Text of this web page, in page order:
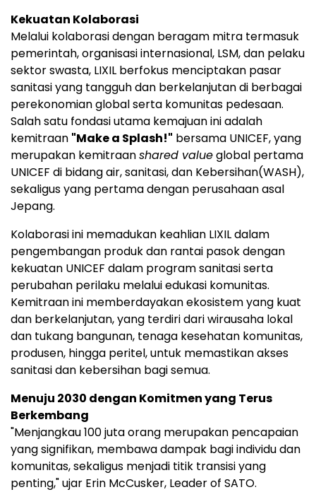
Kekuatan Kolaborasi
Melalui kolaborasi dengan beragam mitra termasuk
pemerintah, organisasi internasional, LSM, dan pelaku
sektor swasta, LIXIL berfokus menciptakan pasar
sanitasi yang tangguh dan berkelanjutan di berbagai
perekonomian global serta komunitas pedesaan.
Salah satu fondasi utama kemajuan ini adalah
kemitraan "Make a Splash!" bersama UNICEF, yang
merupakan kemitraanshared valueglobal pertama
UNICEF di bidang air, sanitasi, dan Kebersihan(WASH),
sekaligus yang pertama dengan perusahaan asal
Jepang.
Kolaborasi ini memadukan keahlian LIXIL dalam
pengembangan produk dan rantai pasok dengan
kekuatan UNICEF dalam program sanitasi serta
perubahan perilaku melalui edukasi komunitas.
Kemitraan ini memberdayakan ekosistem yang kuat
dan berkelanjutan, yang terdiri dari wirausaha lokal
dan tukang bangunan, tenaga kesehatan komunitas,
produsen, hingga peritel, untuk memastikan akses
sanitasi dan kebersihan bagi semua.
Menuju 2030 dengan Komitmen yang Terus
Berkembang
"Menjangkau 100 juta orang merupakan pencapaian
yang signifikan, membawa dampak bagi individu dan
komunitas, sekaligus menjadi titik transisi yang
penting," ujar Erin McCusker, Leader of SATO.